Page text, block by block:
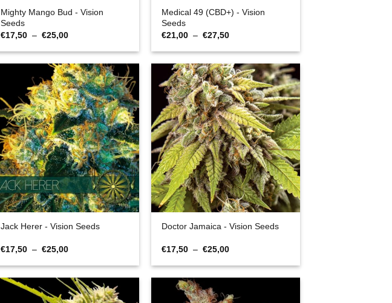
Mighty Mango Bud - Vision
Seeds
€17,50 – €25,00Plage
prix :
à
€25,00
Medical 49 (CBD+) - Vision
Seeds
€21,00 – €27,50Plage
prix :
à
€27,50
Jack Herer - Vision Seeds
€17,50 – €25,00Plage
prix :
à
€25,00
Doctor Jamaica - Vision Seeds
€17,50 – €25,00Plage
prix :